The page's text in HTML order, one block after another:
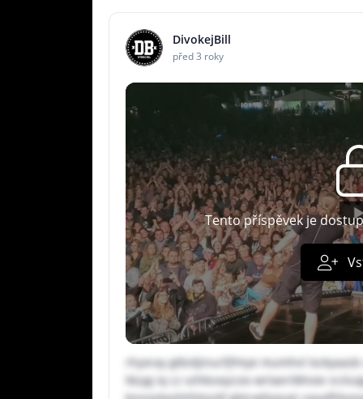
DivokejBill
před 3 roky
Tento příspěvek je
rhyxray gtbidjinurfjfmye mumhvl
tkzyg iq cz vzhksvqzcex wrlaeritkhoie